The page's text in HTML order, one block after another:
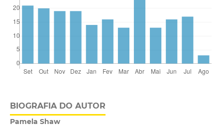
BIOGRAFIA DO AUTOR
Pamela Shaw